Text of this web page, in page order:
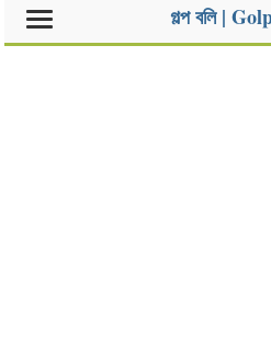
গল্প বলি |